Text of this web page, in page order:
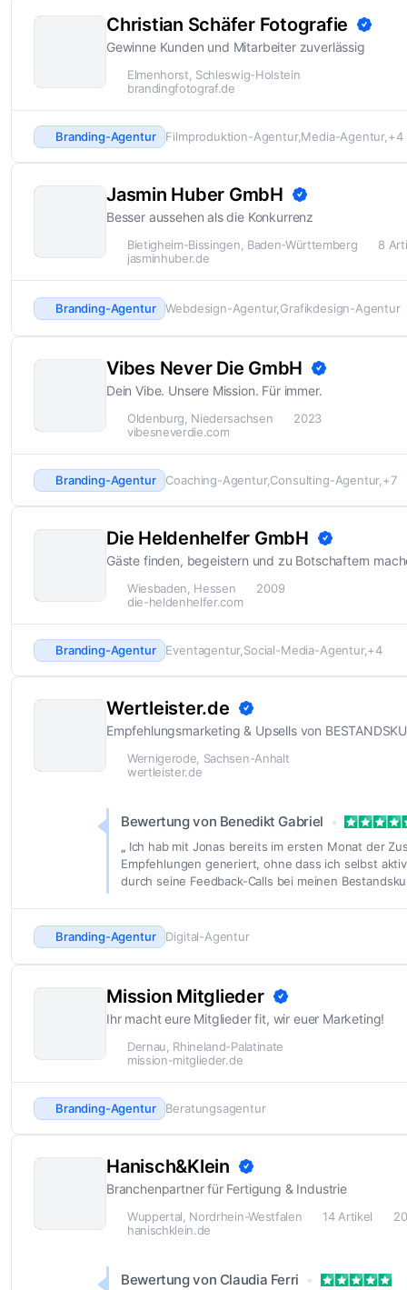
Christian Schäfer Fotografie
Gewinne Kunden und Mitarbeiter zuverlässig
Elmenhorst, Schleswig-Holstein
brandingfotograf.de
Branding-Agentur Filmproduktion-Agentur Media-Agentur +4
Jasmin Huber GmbH
Besser aussehen als die Konkurrenz
Bietigheim-Bissingen, Baden-Württemberg
8
jasminhuber.de
Branding-Agentur Webdesign-Agentur Grafikdesign-Agentur
Vibes Never Die GmbH
Dein Vibe. Unsere Mission. Für immer.
Oldenburg, Niedersachsen
2023
vibesneverdie.com
Branding-Agentur Coaching-Agentur Consulting-Agentur +7
Die Heldenhelfer GmbH
Gäste finden, begeistern und zu Botschaftern
Wiesbaden, Hessen
2009
die-heldenhelfer.com
Branding-Agentur Eventagentur Social-Media-Agentur +4
Wertleister.de
Empfehlungsmarketing & Upsells von
Wernigerode, Sachsen-Anhalt
wertleister.de
Bewertung von Benedikt Gabriel
Ich hab mit Jonas bereits im ersten Monat der
Empfehlungen generiert, ohne dass ich selbst
durch seine Feedback-Calls bei meinen
Branding-Agentur Digital-Agentur
Mission Mitglieder
Ihr macht eure Mitglieder fit, wir euer Marketing!
Dernau, Rhineland-Palatinate
mission-mitglieder.de
Branding-Agentur Beratungsagentur
Hanisch&Klein
Branchenpartner für Fertigung & Industrie
Wuppertal, Nordrhein-Westfalen 14 Artikel
hanischklein.de
Bewertung von Claudia Ferri